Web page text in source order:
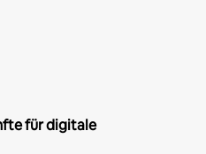
für digitale